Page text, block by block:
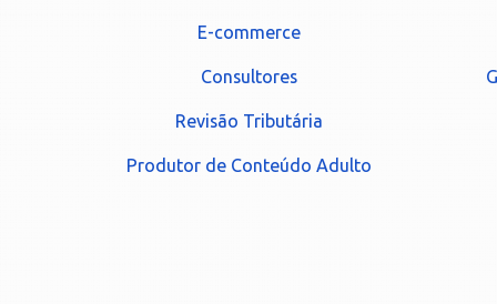
E-commerce
Consultores
Revisão Tributária
Produtor de Conteúdo Adulto